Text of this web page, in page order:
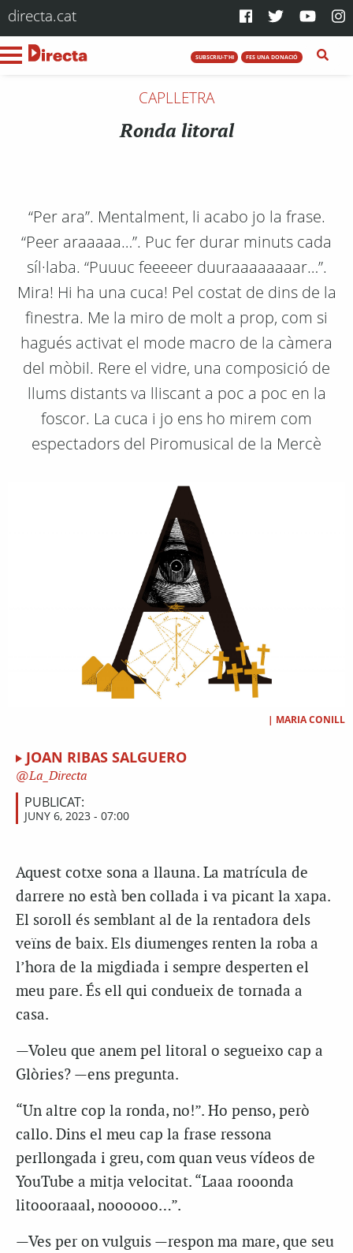
directa.cat
SUBSCRIU-T'HI FES UNA DONACIÓ
CAPLLETRA
Ronda litoral
“Per ara”. Mentalment, li acabo jo la frase.
“Peer araaaaa…”. Puc fer durar minuts cada
síl·laba. “Puuuc feeeeer duuraaaaaaaar…”.
Mira! Hi ha una cuca! Pel costat de dins de la
finestra. Me la miro de molt a prop, com si
hagués activat el mode macro de la càmera
del mòbil. Rere el vidre, una composició de
llums distants va lliscant a poc a poc en la
foscor. La cuca i jo ens ho mirem com
espectadors del Piromusical de la Mercè
| MARIA CONILL
JOAN RIBAS SALGUERO
La_Directa
PUBLICAT:
JUNY 6, 2023 - 07:00
Aquest cotxe sona a llauna. La matrícula de
darrere no està ben collada i va picant la xapa.
El soroll és semblant al de la rentadora dels
veïns de baix. Els diumenges renten la roba a
l’hora de la migdiada i sempre desperten el
meu pare. És ell qui condueix de tornada a
casa.
—Voleu que anem pel litoral o segueixo cap a
Glòries? —ens pregunta.
“Un altre cop la ronda, no!”. Ho penso, però
callo. Dins el meu cap la frase ressona
perllongada i greu, com quan veus vídeos de
YouTube a mitja velocitat. “Laaa rooonda
litoooraaal, noooooo…”.
—Ves per on vulguis —respon ma mare, que seu